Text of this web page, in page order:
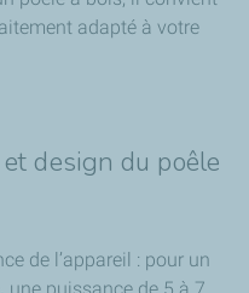
adapté à votre
design du poêle
de l’appareil : pour un